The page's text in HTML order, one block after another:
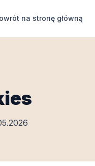
na stronę główną